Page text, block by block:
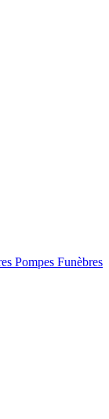
Pompes Funèbres